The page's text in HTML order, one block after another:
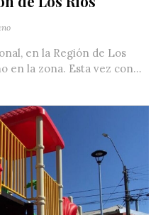
en la Región de Los
en la zona. Esta vez con...